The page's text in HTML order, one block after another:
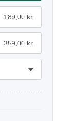
189,00 kr.
359,00 kr.